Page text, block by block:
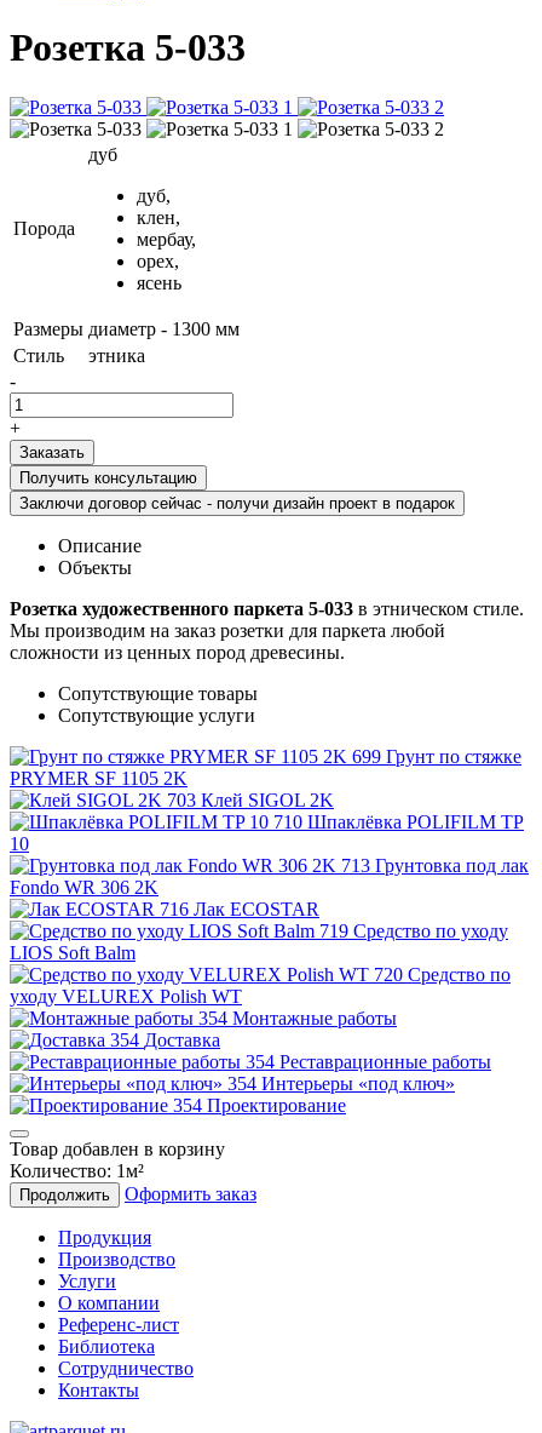
Розетка 5-033
Порода
дуб
дуб,
клен,
мербау,
орех,
ясень
Размеры диаметр - 1300 мм
Стиль
этника
-
+
Получить консультацию
Заключи договор сейчас - получи дизайн проект в подарок
Описание
Объекты
Розетка художественного паркета 5-033 в этническом стиле.
Мы производим на заказ розетки для паркета любой
сложности из ценных пород древесины.
Сопутствующие товары
Сопутствующие услуги
Грунт по стяжке
PRYMER SF 1105 2K
Клей SIGOL 2K
Шпаклёвка POLIFILM TP
10
Грунтовка под лак
Fondo WR 306 2K
Лак ECOSTAR
Средство по уходу
LIOS Soft Balm
Средство по
уходу VELUREX Polish WT
Монтажные работы
Доставка
Реставрационные работы
Интерьеры «под ключ»
Проектирование
Товар добавлен в корзину
Количество: 1м²
Продолжить Оформить заказ
Продукция
Производство
Услуги
О компании
Референс-лист
Библиотека
Сотрудничество
Контакты